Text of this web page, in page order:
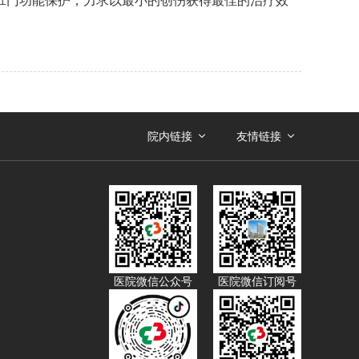
院内链接 友情链接
医院微信订阅号
医院微信公众号